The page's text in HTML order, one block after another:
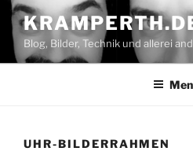
Zum
Inhalt
springenBlog, Bilder, Technik und allerei
UHR-BILDERRAHMEN